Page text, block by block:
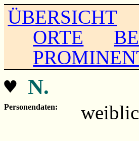
ÜBERSICHT
ORTE
♥ N.
Personendaten: